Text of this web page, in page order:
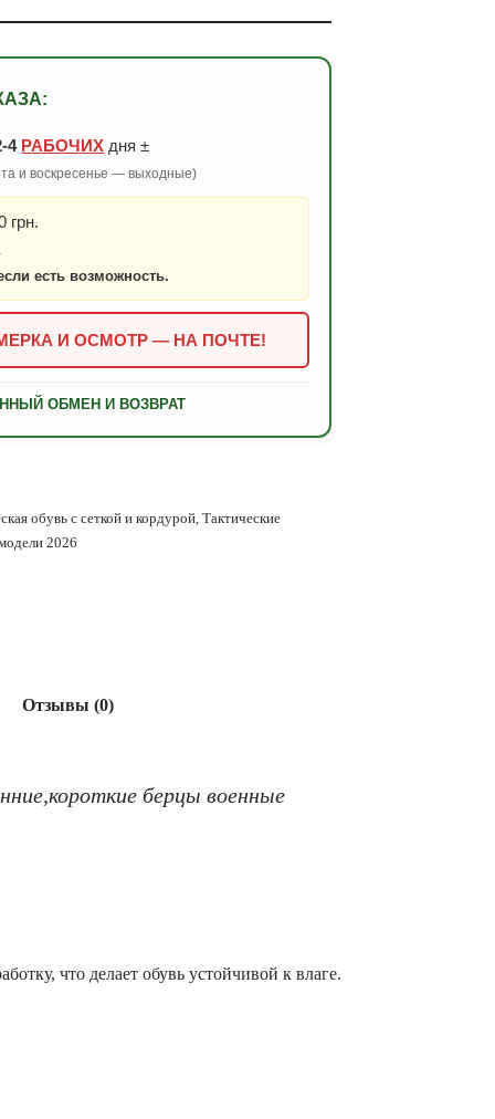
4 РАБОЧИХ дня ±
и воскресенье — выходные)
грн.
есть возможность.
И ОСМОТР — НА ПОЧТЕ!
ОБМЕН И ВОЗВРАТ
обувь с сеткой и кордурой,Тактические
2026
Отзывы (0)
берцы военные
что делает обувь устойчивой к влаге.